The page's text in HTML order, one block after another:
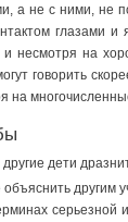
а не с ними,
несмотря на
говорить
дети
серьезной